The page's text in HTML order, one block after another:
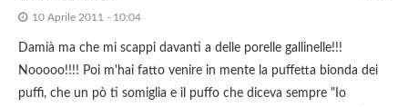
10 Aprile 2011 - 10:04
Damià ma che mi scappi davanti a delle porelle gallinelle!!!
Nooooo!!!! Poi m'hai fatto venire in mente la puffetta bionda dei
puffi, che un pò ti somiglia e il puffo che diceva sempre "Io